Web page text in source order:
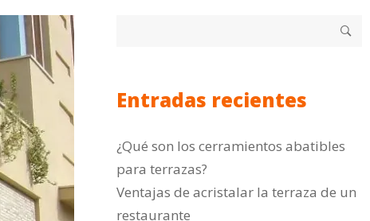
Entradas recientes
¿Qué son los cerramientos abatibles
para terrazas?
Ventajas de acristalar la terraza de un
restaurante